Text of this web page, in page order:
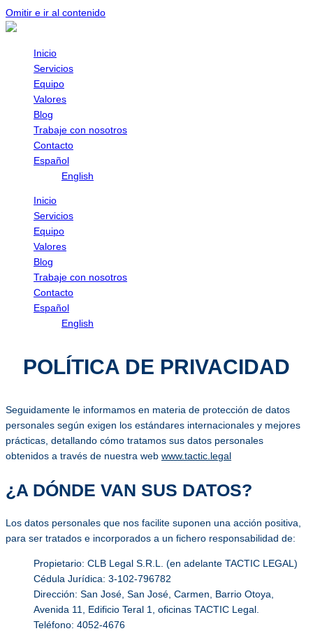
Omitir e ir al contenido
Inicio
Servicios
Equipo
Valores
Blog
Trabaje con nosotros
Contacto
Español
English
Inicio
Servicios
Equipo
Valores
Blog
Trabaje con nosotros
Contacto
Español
English
POLÍTICA DE PRIVACIDAD
Seguidamente le informamos en materia de protección de datos
personales según exigen los estándares internacionales y mejores
prácticas, detallando cómo tratamos sus datos personales
obtenidos a través de nuestra web www.tactic.legal
¿A DÓNDE VAN SUS DATOS?
Los datos personales que nos facilite suponen una acción positiva,
para ser tratados e incorporados a un fichero responsabilidad de:
Propietario: CLB Legal S.R.L. (en adelante TACTIC LEGAL)
Cédula Jurídica: 3-102-796782
Dirección: San José, San José, Carmen, Barrio Otoya,
Avenida 11, Edificio Teral 1, oficinas TACTIC Legal.
Teléfono: 4052-4676